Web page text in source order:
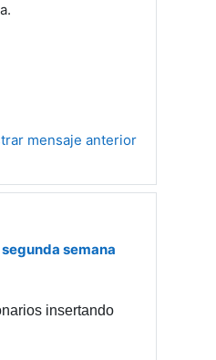
mensaje anterior
semana
insertando